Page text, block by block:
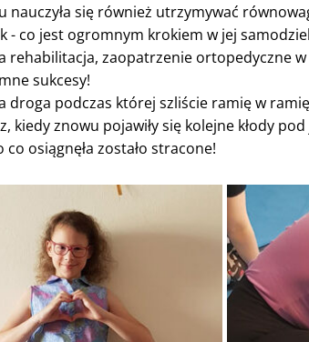
nauczyła się również utrzymywać
- co jest ogromnym krokiem w jej
rehabilitacja, zaopatrzenie ortopedyczne
sukcesy!
droga podczas której szliście ramię w
kiedy znowu pojawiły się kolejne kłody
osiągnęła zostało stracone!